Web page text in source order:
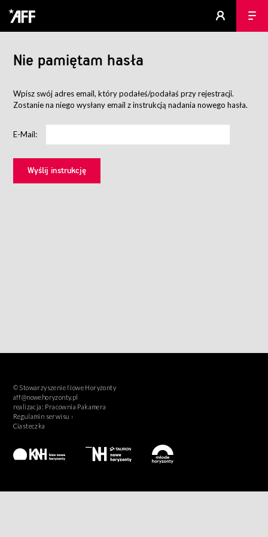
Nie pamiętam hasła
Wpisz swój adres email, który podałeś/podałaś przy rejestracji.
Zostanie na niego wysłany email z instrukcją nadania nowego hasła.
E-Mail:
© Stowarzyszenie Nowe Horyzonty
aff@nowehoryzonty.pl
realizacja: Pracownia Pakamera
Regulamin serwisu ›
Ciasteczka